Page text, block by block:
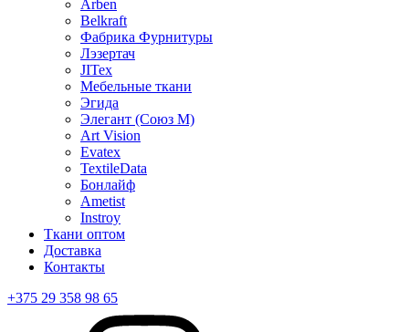
Arben
Belkraft
Фабрика Фурнитуры
Лэзертач
JITex
Мебельные ткани
Эгида
Элегант (Союз М)
Art Vision
Evatex
TextileData
Бонлайф
Ametist
Instroy
Ткани оптом
Доставка
Контакты
+375 29 358 98 65